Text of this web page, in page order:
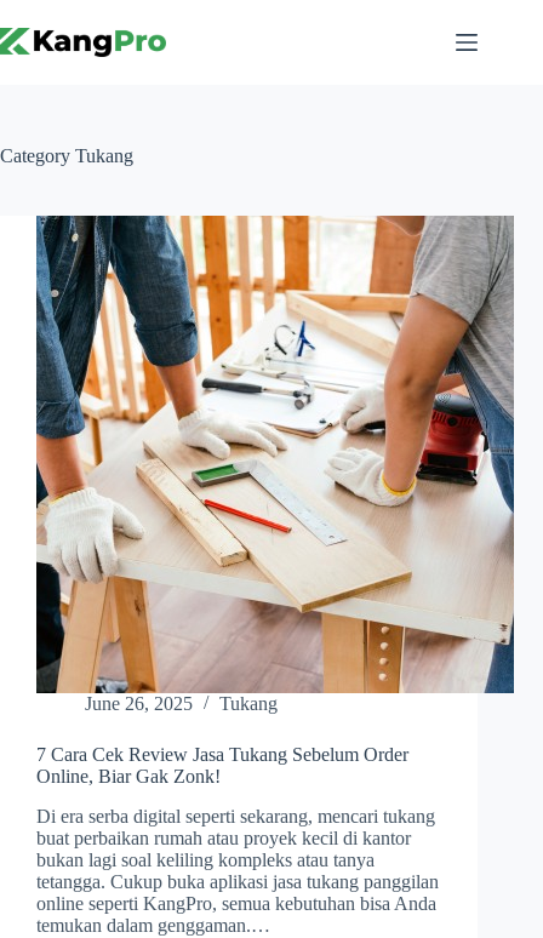
to
content
Category Tukang
June 26, 2025 Tukang
7 Cara Cek Review Jasa Tukang Sebelum Order
Online, Biar Gak Zonk!
Di era serba digital seperti sekarang, mencari tukang
buat perbaikan rumah atau proyek kecil di kantor
bukan lagi soal keliling kompleks atau tanya
tetangga. Cukup buka aplikasi jasa tukang panggilan
online seperti KangPro, semua kebutuhan bisa Anda
temukan dalam genggaman.…